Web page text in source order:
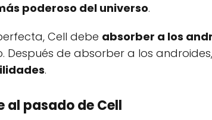
poderoso del universo.
Cell debe absorber a los
Después de absorber a los
.
al pasado de Cell